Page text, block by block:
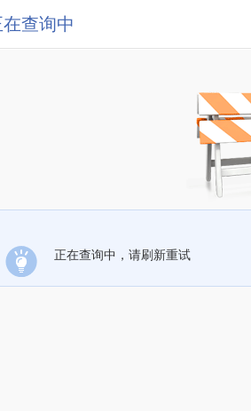
在查询中
正在查询中，请刷新重试